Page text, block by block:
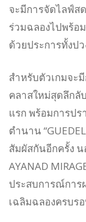
จะมีการจัดไลฟ์ส
ร่วมฉลองไปพร้อ
ด้วยประการทั้งปว
สำหรับตัวเกมจะ
คลาสใหม่สุดลึกลับ
แรก พร้อมการป
ตำนาน
สัมผัสกันอีกครั้ง
AYANAD
ประสบการณ์การ
เฉลิมฉลองครบร